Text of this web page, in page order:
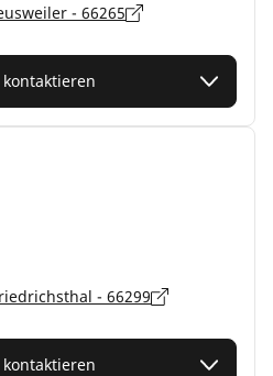
- 66265
- 66299